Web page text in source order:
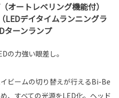
オートレベリング機能付）
LEDデイタイムランニングラ
ターンランプ
の力強い眼差し。
ビームの切り替えが行えるBi-Be
、すべての光源をLED化。ヘッド